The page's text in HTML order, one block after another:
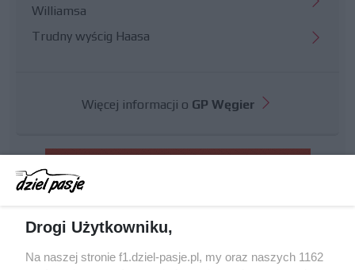
Williamsa
Trudny wyścig Haasa
Więcej informacji o GP Węgier
Drogi Użytkowniku,
Na naszej stronie f1.dziel-pasje.pl, my oraz naszych 1162